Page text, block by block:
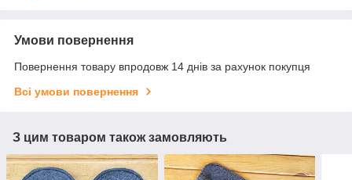
Умови повернення
Повернення товару впродовж 14 днів за рахунок покупця
Всі умови повернення
З цим товаром також замовляють